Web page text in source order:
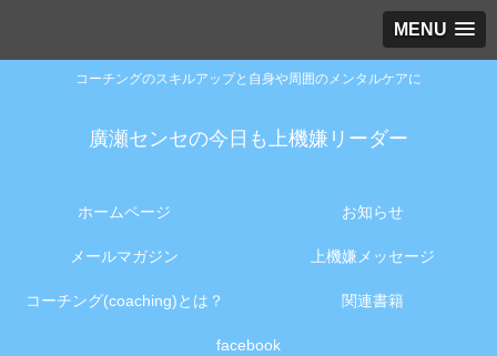
MENU
コーチングのスキルアップと自身や周囲のメンタルケアに
廣瀬センセの今日も上機嫌リーダー
ホームページ お知らせ
メールマガジン 上機嫌メッセージ
コーチング(coaching)とは？ 関連書籍
facebook